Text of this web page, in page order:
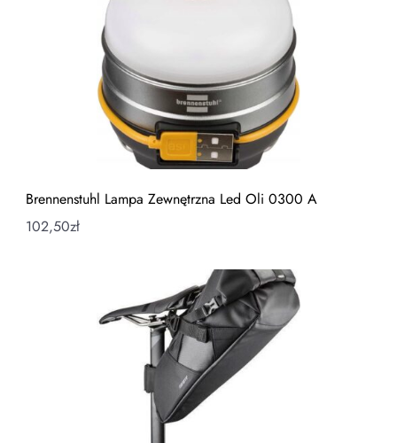
Brennenstuhl Lampa Zewnętrzna Led Oli 0300 A
102,50zł